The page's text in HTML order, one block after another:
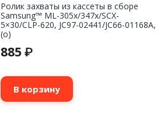
Ролик захваты из кассеты в сборе
Samsung™ ML-305x/347x/SCX-
5×30/CLP-620, JC97-02441/JC66-01168A,
(o)
885 ₽
В корзину